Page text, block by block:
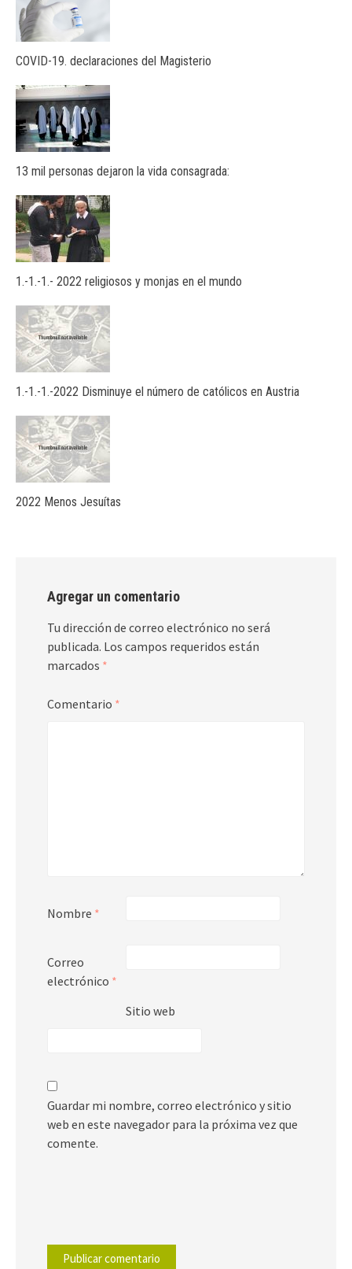
COVID-19. declaraciones del Magisterio
13 mil personas dejaron la vida consagrada:
1.-1.-1.- 2022 religiosos y monjas en el mundo
1.-1.-1.-2022 Disminuye el número de católicos en Austria
2022 Menos Jesuítas
Agregar un comentario
Tu dirección de correo electrónico no será
publicada. Los campos requeridos están
marcados *
Comentario *
Nombre *
Correo
electrónico *
Sitio web
Guardar mi nombre, correo electrónico y sitio
web en este navegador para la próxima vez que
comente.